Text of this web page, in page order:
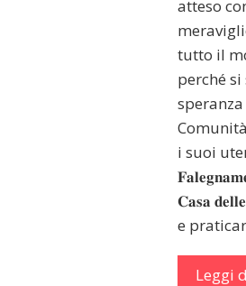
atteso
tutto il
perché
i suoi
𝐂𝐚𝐬𝐚
e
Leggi